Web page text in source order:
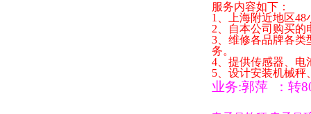
服务内容如下：
1
、上海附近地区48
2 、自本公司购买
3 、维修各品牌各
务。
4 、提供传感器、
5 、设计安装机械
业务:郭萍 ： 转